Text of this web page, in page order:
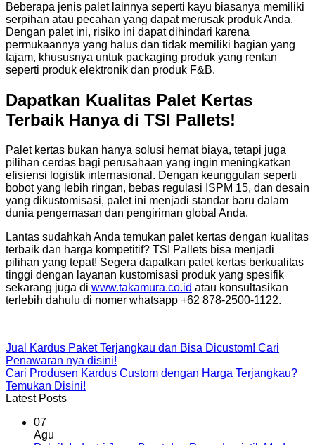
Beberapa jenis palet lainnya seperti kayu biasanya memiliki
serpihan atau pecahan yang dapat merusak produk Anda.
Dengan palet ini, risiko ini dapat dihindari karena
permukaannya yang halus dan tidak memiliki bagian yang
tajam, khususnya untuk packaging produk yang rentan
seperti produk elektronik dan produk F&B.
Dapatkan Kualitas Palet Kertas
Terbaik Hanya di TSI Pallets!
Palet kertas bukan hanya solusi hemat biaya, tetapi juga
pilihan cerdas bagi perusahaan yang ingin meningkatkan
efisiensi logistik internasional. Dengan keunggulan seperti
bobot yang lebih ringan, bebas regulasi ISPM 15, dan desain
yang dikustomisasi, palet ini menjadi standar baru dalam
dunia pengemasan dan pengiriman global Anda.
Lantas sudahkah Anda temukan palet kertas dengan kualitas
terbaik dan harga kompetitif? TSI Pallets bisa menjadi
pilihan yang tepat! Segera dapatkan palet kertas berkualitas
tinggi dengan layanan kustomisasi produk yang spesifik
sekarang juga di www.takamura.co.id atau konsultasikan
terlebih dahulu di nomer whatsapp +62 878-2500-1122.
Jual Kardus Paket Terjangkau dan Bisa Dicustom! Cari
Penawaran nya disini!
Cari Produsen Kardus Custom dengan Harga Terjangkau?
Temukan Disini!
Latest Posts
07
Agu